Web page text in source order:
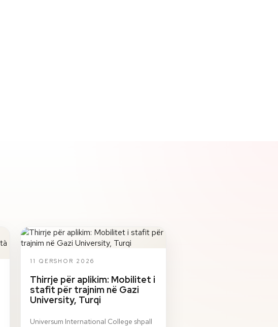
11 QERSHOR 2026
Thirrje për aplikim: Mobilitet i
stafit për trajnim në Gazi
University, Turqi
Universum International College shpall